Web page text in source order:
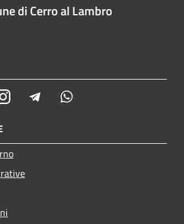
di Cerro al Lambro
Instagram Telegram